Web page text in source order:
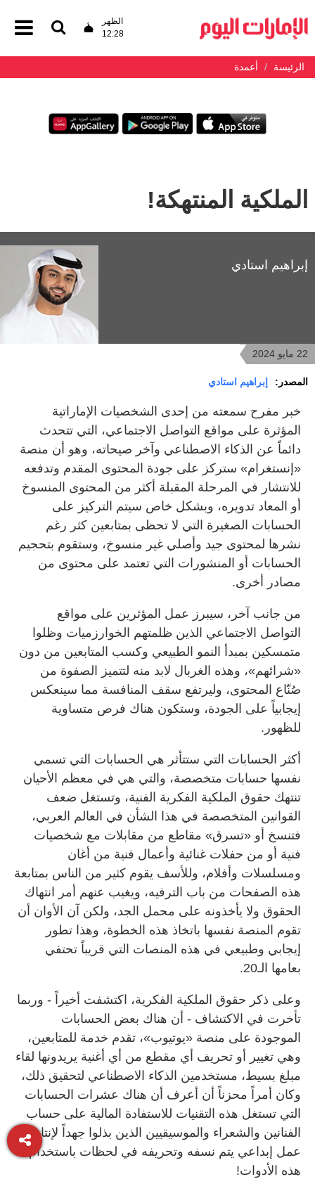
الظهر
12:28
الرئيسة أعمدة
الملكية المنتهكة!
إبراهيم استادي
22 مايو 2024
المصدر: إبراهيم استادي
خبر مفرح سمعته من إحدى الشخصيات الإماراتية
المؤثرة على مواقع التواصل الاجتماعي، التي تتحدث
دائماً عن الذكاء الاصطناعي وآخر صيحاته، وهو أن منصة
«إنستغرام» ستركز على جودة المحتوى المقدم وتدفعه
للانتشار في المرحلة المقبلة أكثر من المحتوى المنسوخ
أو المعاد تدويره، وبشكل خاص سيتم التركيز على
الحسابات الصغيرة التي لا تحظى بمتابعين كثر رغم
نشرها لمحتوى جيد وأصلي غير منسوخ، وستقوم بتحجيم
الحسابات أو المنشورات التي تعتمد على محتوى من
مصادر أخرى.
من جانب آخر، سيبرز عمل المؤثرين على مواقع
التواصل الاجتماعي الذين ظلمتهم الخوارزميات وظلوا
متمسكين بمبدأ النمو الطبيعي وكسب المتابعين من دون
«شرائهم»، وهذه الغربال لابد منه لتتميز الصفوة من
صُنّاع المحتوى، وليرتفع سقف المنافسة مما سينعكس
إيجابياً على الجودة، وستكون هناك فرص متساوية
للظهور.
أكثر الحسابات التي ستتأثر هي الحسابات التي تسمي
نفسها حسابات متخصصة، والتي هي في معظم الأحيان
تنتهك حقوق الملكية الفكرية الفنية، وتستغل ضعف
القوانين المتخصصة في هذا الشأن في العالم العربي،
فتنسخ أو «تسرق» مقاطع من مقابلات مع شخصيات
فنية أو من حفلات غنائية وأعمال فنية من أغان
ومسلسلات وأفلام، وللأسف يقوم كثير من الناس بمتابعة
هذه الصفحات من باب الترفيه، ويغيب عنهم أمر انتهاك
الحقوق ولا يأخذونه على محمل الجد، ولكن آن الأوان أن
تقوم المنصة نفسها باتخاذ هذه الخطوة، وهذا تطور
إيجابي وطبيعي في هذه المنصات التي قريباً تحتفي
بعامها الـ20.
وعلى ذكر حقوق الملكية الفكرية، اكتشفت أخيراً - وربما
تأخرت في الاكتشاف - أن هناك بعض الحسابات
الموجودة على منصة «يوتيوب»، تقدم خدمة للمتابعين،
وهي تغيير أو تحريف أي مقطع من أي أغنية يريدونها لقاء
مبلغ بسيط، مستخدمين الذكاء الاصطناعي لتحقيق ذلك،
وكان أمراً محزناً أن أعرف أن هناك عشرات الحسابات
التي تستغل هذه التقنيات للاستفادة المالية على حساب
الفنانين والشعراء والموسيقيين الذين بذلوا جهداً لإنتاج
عمل إبداعي يتم نسفه وتحريفه في لحظات باستخدام
هذه الأدوات!